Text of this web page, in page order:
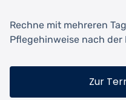
Rechne mit mehreren
Pflegehinweise nach der
Zur